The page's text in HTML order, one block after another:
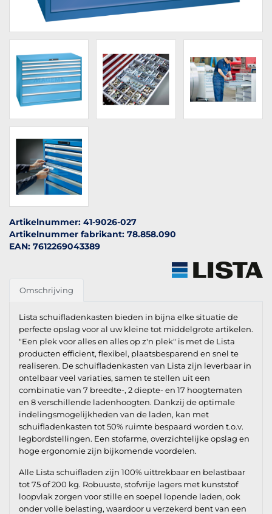
Artikelnummer: 41-9026-027
Artikelnummer fabrikant: 78.858.090
EAN: 7612269043389
Omschrijving
Lista schuifladenkasten bieden in bijna elke situatie de
perfecte opslag voor al uw kleine tot middelgrote artikelen.
"Een plek voor alles en alles op z'n plek" is met de Lista
producten efficient, flexibel, plaatsbesparend en snel te
realiseren. De schuifladenkasten van Lista zijn leverbaar in
ontelbaar veel variaties, samen te stellen uit een
combinatie van 7 breedte-, 2 diepte- en 17 hoogtematen
en 8 verschillende ladenhoogten. Dankzij de optimale
indelingsmogelijkheden van de laden, kan met
schuifladenkasten tot 50% ruimte bespaard worden t.o.v.
legbordstellingen. Een stofarme, overzichtelijke opslag en
hoge ergonomie zijn bijkomende voordelen.
Alle Lista schuifladen zijn 100% uittrekbaar en belastbaar
tot 75 of 200 kg. Robuuste, stofvrije lagers met kunststof
loopvlak zorgen voor stille en soepel lopende laden, ook
onder volle belasting, waardoor u verzekerd bent van een